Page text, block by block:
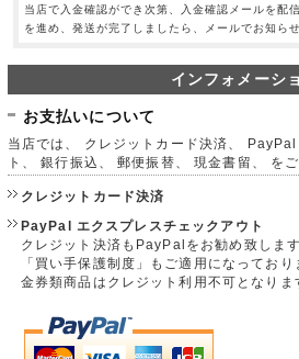
当店で入金確認ができ次第、入金確認メールを配
を進め、発送が完了しましたら、メールでお知ら
インフォメーシ
お支払いについて
当店では、 クレジットカード決済、
ト、 銀行振込、 郵便振替、 現金書留、 を
クレジットカード決済
PayPal エクスプレスチェックアウト
クレジット決済もPayPalをお勧め致します
「買い手保護制度」もご適用になっており
金券類商品はクレジット利用不可となりま